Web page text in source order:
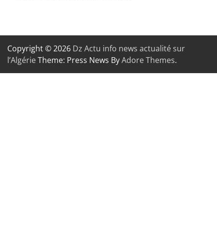
Copyright © 2026 Dz Actu info news actualité sur
l’AlgérieTheme: Press News ByAdore Themes.